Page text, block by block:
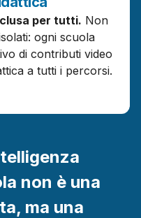
per tutti. Non
ogni scuola
di contributi video
a tutti i percorsi.
non è una
ma una